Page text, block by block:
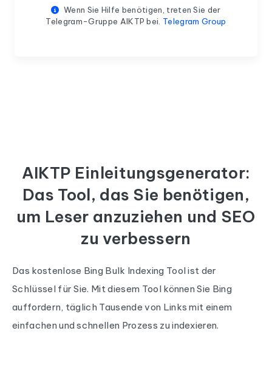
Wenn Sie Hilfe benötigen, treten Sie der
Telegram-Gruppe AIKTP bei. Telegram Group
AIKTP Einleitungsgenerator:
Das Tool, das Sie benötigen,
um Leser anzuziehen und SEO
zu verbessern
Das kostenlose Bing Bulk Indexing Tool ist der
Schlüssel für Sie. Mit diesem Tool können Sie Bing
auffordern, täglich Tausende von Links mit einem
einfachen und schnellen Prozess zu indexieren.